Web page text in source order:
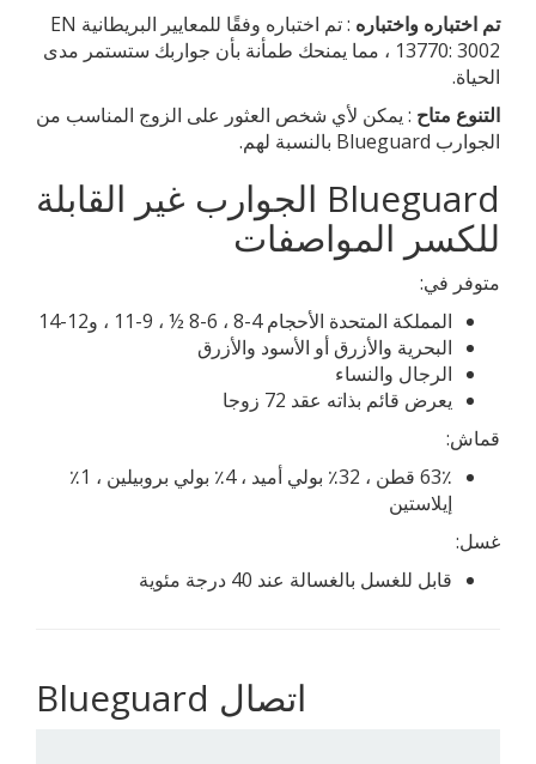
تم اختباره واختباره
: تم اختباره وفقًا للمعايير البريطانية EN
13770: 3002 ، مما يمنحك طمأنة بأن جواربك ستستمر مدى
الحياة.
التنوع متاح : يمكن لأي شخص العثور على الزوج المناسب من
الجوارب Blueguard بالنسبة لهم.
Blueguard الجوارب غير القابلة
للكسر المواصفات
متوفر في:
المملكة المتحدة الأحجام 4-8 ، 6-8 ½ ، 9-11 ، و12-14
البحرية والأزرق أو الأسود والأزرق
الرجال والنساء
يعرض قائم بذاته عقد 72 زوجا
قماش:
63٪ قطن ، 32٪ بولي أميد ، 4٪ بولي بروبيلين ، 1٪
إيلاستين
غسل:
قابل للغسل بالغسالة عند 40 درجة مئوية
Blueguard اتصال